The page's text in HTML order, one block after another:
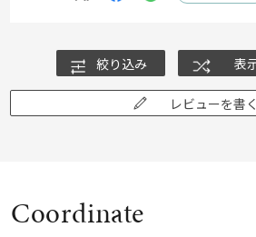
絞り込み 表
レビューを書く
Coordinate